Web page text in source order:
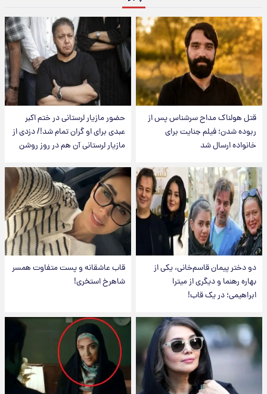
قتل هولناک مداح سرشناس پس از
ربوده شدن؛ فیلم جنایت برای
خانواده ارسال شد
حضور مازیار لرستانی در ختم اکبر
عبدی برای او گران تمام شد!/ دزدی از
مازیار لرستانی آن هم در روز روشن
دو دختر پیمان قاسم‌خانی، یکی از
بهاره رهنما و دیگری از میترا
ابراهیمی؛ در یک قاب!
قاب عاشقانه و پست متفاوت همسر
شاهرخ استخری!